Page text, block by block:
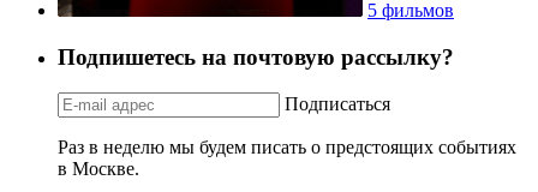
5 фильмов
Подпишетесь на почтовую рассылку?
Подписаться
Раз в неделю мы будем писать о предстоящих событиях
в Москве.